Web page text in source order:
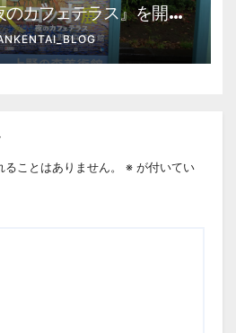
カフェテラス』を開
術館・博物館 混雑情
ことはありません。 ※ が付いてい